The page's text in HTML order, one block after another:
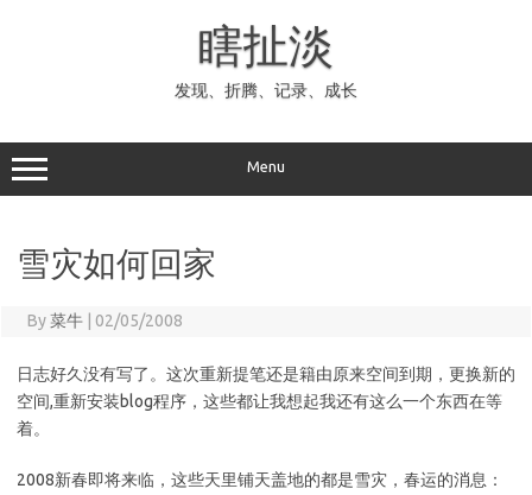
瞎扯淡
发现、折腾、记录、成长
Menu
雪灾如何回家
By菜牛 02/05/2008
日志好久没有写了。这次重新提笔还是籍由原来空间到期，更换新的
空间,重新安装blog程序，这些都让我想起我还有这么一个东西在等
着。
2008新春即将来临，这些天里铺天盖地的都是雪灾，春运的消息：